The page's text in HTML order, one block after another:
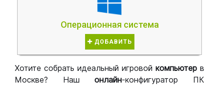
Операционная система
ДОБАВИТЬ
Хотите собрать идеальный игровой компьютер в
Москве? Нашонлайн-конфигуратор ПК